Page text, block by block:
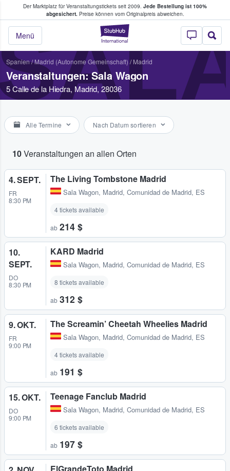
Der Marktplatz für Veranstaltungstickets seit 2009. Jede Bestellung ist 100%
abgesichert.Preise können vom Originalpreis abweichen.
StubHub - Wo
Menü
Tickets kaufen & verkaufen
Spanien/Madrid (Autonome Gemeinschaft) / Madrid
Veranstaltungen: Sala Wagon
5 Calle de la Hiedra, Madrid, 28036
Alle Termine Nach Datum sortieren
10Veranstaltungen an allen Orten
4. SEPT.
FR
8:30 PM
The Living Tombstone Madrid
Sala Wagon, Madrid, Comunidad de Madrid, ES
4 tickets available
ab 214 $
10.
SEPT.
DO
8:30 PM
KARD Madrid
Sala Wagon, Madrid, Comunidad de Madrid, ES
8 tickets available
ab 312 $
9. OKT.
FR
9:00 PM
The Screamin’ Cheetah Wheelies Madrid
Sala Wagon, Madrid, Comunidad de Madrid, ES
4 tickets available
ab 191 $
15. OKT.
DO
9:00 PM
Teenage Fanclub Madrid
Sala Wagon, Madrid, Comunidad de Madrid, ES
6 tickets available
ab 197 $